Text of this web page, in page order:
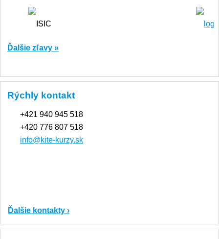
Ďalšie zľavy »
Rýchly kontakt
+421 940 945 518
+420 776 807 518
info@kite-kurzy.sk
Ďalšie kontakty ›